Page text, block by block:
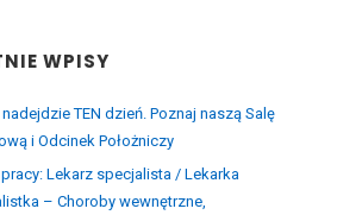
WPISY
TEN dzień. Poznaj naszą Salę
i Odcinek Położniczy
Lekarz specjalista / Lekarka
– Choroby wewnętrzne,